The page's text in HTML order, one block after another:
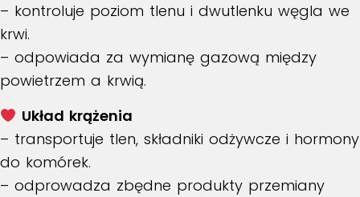
– kontroluje poziom tlenu i dwutlenku węgla we
krwi.
– odpowiada za wymianę gazową między
powietrzem a krwią.
Układ krążenia
– transportuje tlen, składniki odżywcze i hormony
do komórek.
– odprowadza zbędne produkty przemiany